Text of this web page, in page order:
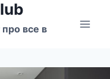
про все в